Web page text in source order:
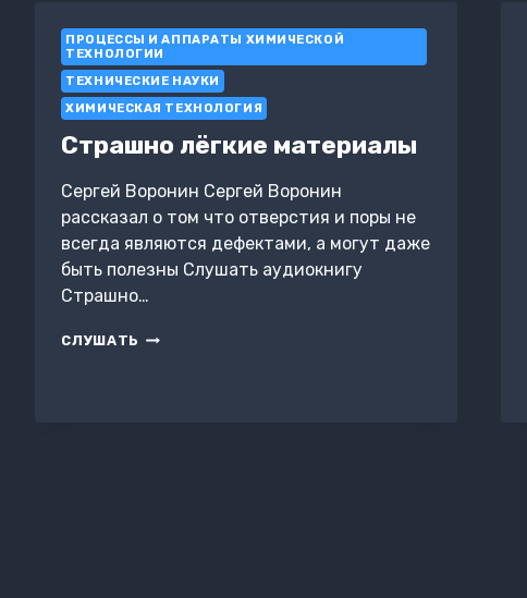
ПРОЦЕССЫ И АППАРАТЫ ХИМИЧЕСКОЙ
ТЕХНОЛОГИИ
ТЕХНИЧЕСКИЕ НАУКИ
ХИМИЧЕСКАЯ ТЕХНОЛОГИЯ
Страшно лёгкие материалы
Сергей Воронин Сергей Воронин
рассказал о том что отверстия и поры не
всегда являются дефектами, а могут даже
быть полезны Слушать аудиокнигу
Страшно…
СЛУШАТЬ СТРАШНО